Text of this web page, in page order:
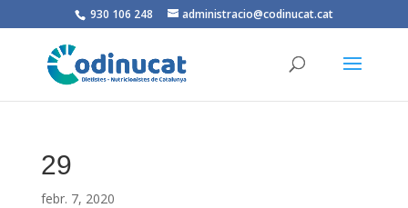
930 106 248 administracio@codinucat.cat
29
febr. 7, 2020